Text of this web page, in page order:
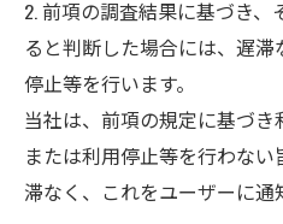
2. 前項の調査結果に基づき
ると判断した場合には、遅
停止等を行います。
当社は、前項の規定に基づき
または利用停止等を行わな
滞なく、これをユーザーに通